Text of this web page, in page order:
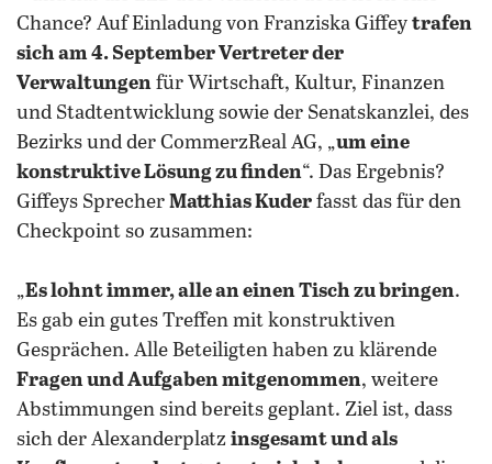
Chance? Auf Einladung von Franziska Giffey trafen
sich am 4. September Vertreter der
Verwaltungen für Wirtschaft, Kultur, Finanzen
und Stadtentwicklung sowie der Senatskanzlei, des
Bezirks und der CommerzReal AG, „um eine
konstruktive Lösung zu finden“. Das Ergebnis?
Giffeys Sprecher Matthias Kuder fasst das für den
Checkpoint so zusammen:
„Es lohnt immer, alle an einen Tisch zu bringen.
Es gab ein gutes Treffen mit konstruktiven
Gesprächen. Alle Beteiligten haben zu klärende
Fragen und Aufgaben mitgenommen, weitere
Abstimmungen sind bereits geplant. Ziel ist, dass
sich der Alexanderplatz insgesamt und als